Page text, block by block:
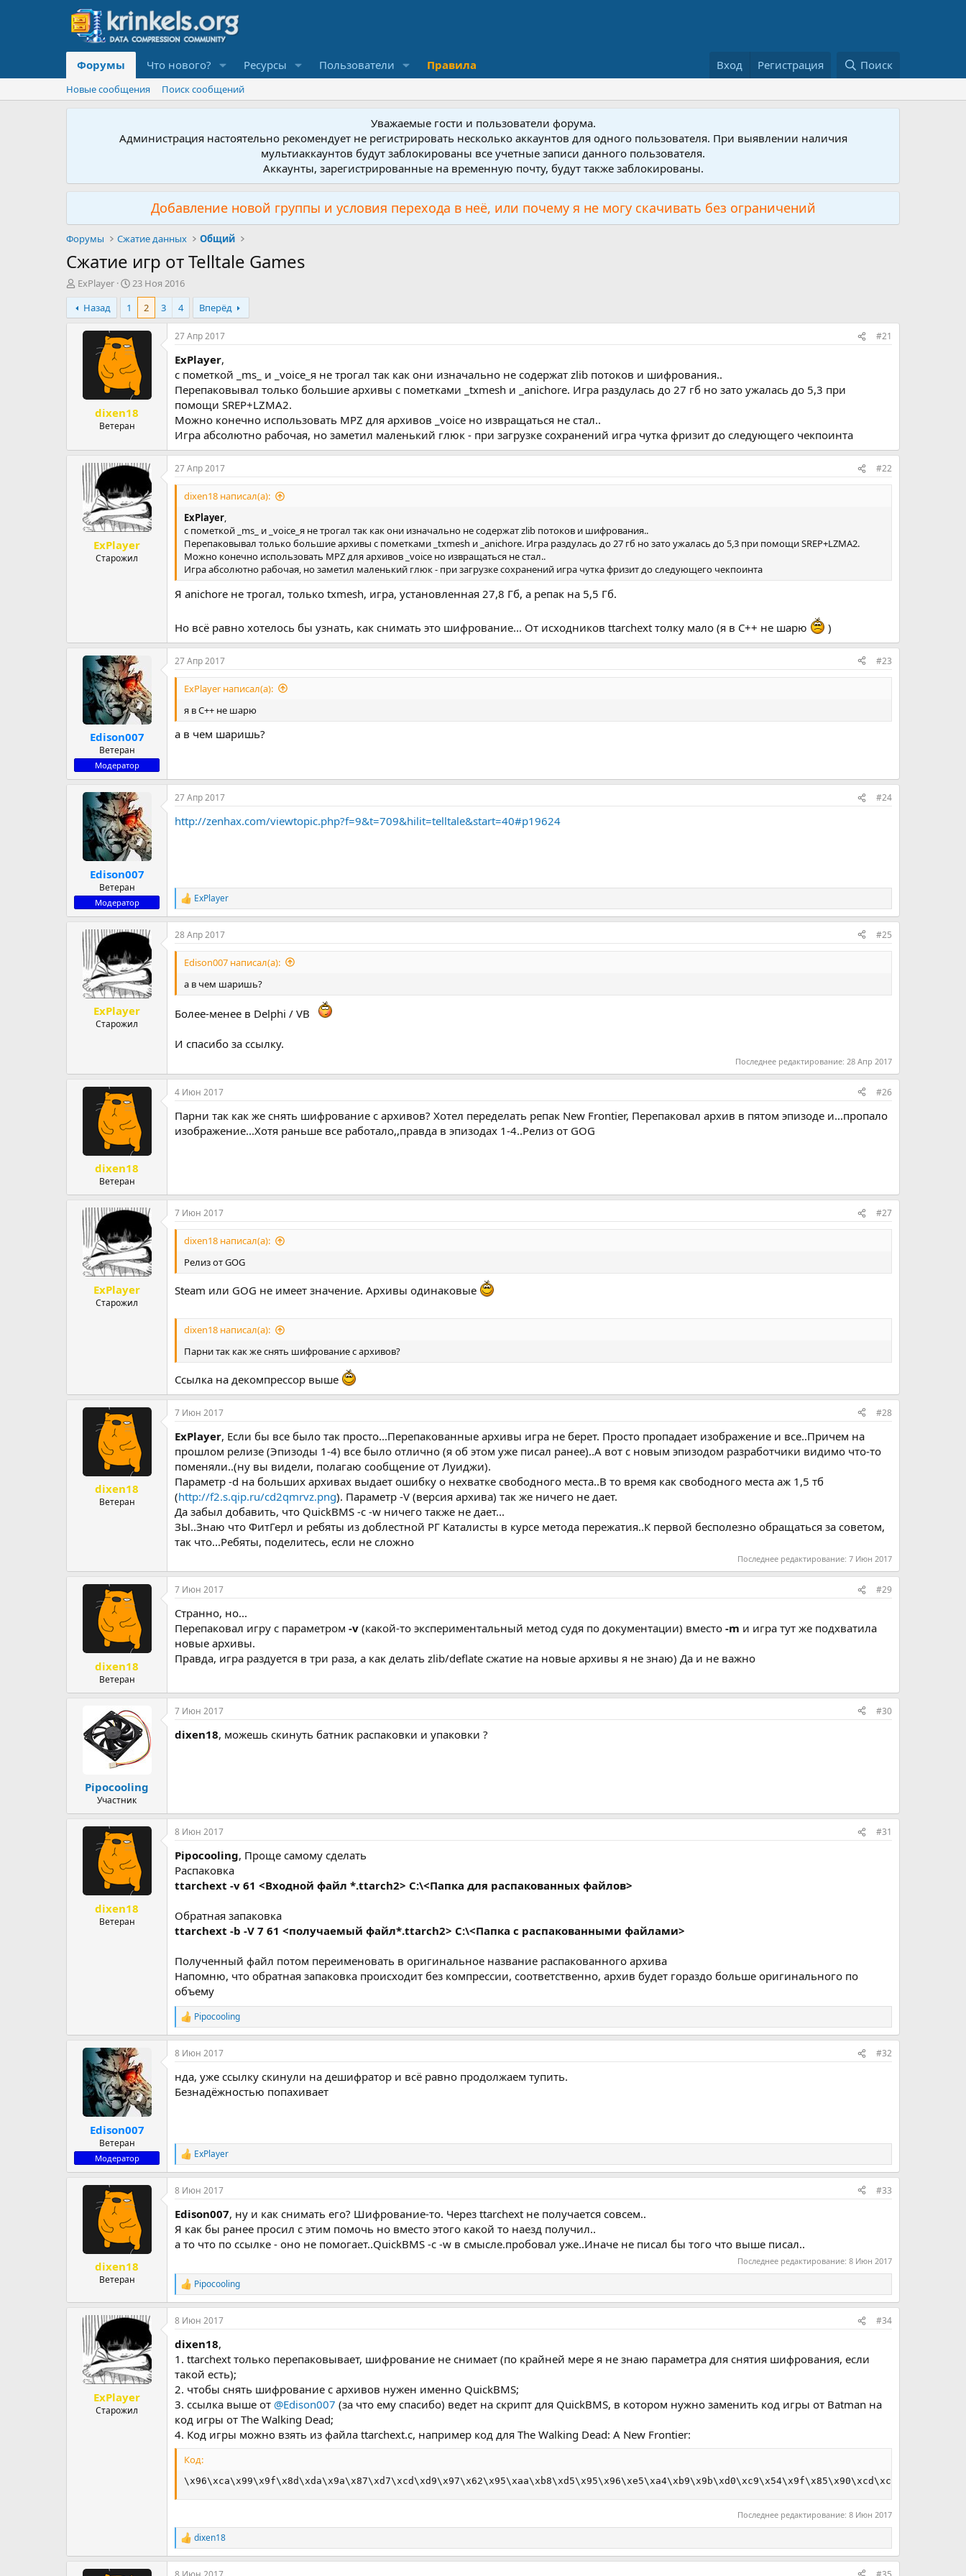
Форумы Что нового? Ресурсы Пользователи Правила Вход Регистрация Поиск
Новые сообщения Поиск сообщений
Уважаемые гости и пользователи форума.
Администрация настоятельно рекомендует не регистрировать несколько аккаунтов для одного пользователя. При выявлении наличия
мультиаккаунтов будут заблокированы все учетные записи данного пользователя.
Аккаунты, зарегистрированные на временную почту, будут также заблокированы.
Добавление новой группы и условия перехода в неё, или почему я не могу скачивать без ограничений
Форумы Сжатие данных Общий
Сжатие игр от Telltale Games
А
в
т
о
ExPlayer
Д
а
а
н
а
ч
а
л
а
23 Ноя 2016
Назад
1 2 3 4 Вперёд
dixen18
Ветеран
27 Апр 2017 #21
ExPlayer,
с пометкой _ms_ и _voice_я не трогал так как они изначально не содержат zlib потоков и шифрования..
Перепаковывал только большие архивы с пометками _txmesh и _anichore. Игра раздулась до 27 гб но зато ужалась до 5,3 при
помощи SREP+LZMA2.
Можно конечно использовать MPZ для архивов _voice но извращаться не стал..
Игра абсолютно рабочая, но заметил маленький глюк - при загрузке сохранений игра чутка фризит до следующего чекпоинта
ExPlayer
Старожил
27 Апр 2017 #22
dixen18 написал(а):
ExPlayer,
с пометкой _ms_ и _voice_я не трогал так как они изначально не содержат zlib потоков и шифрования..
Перепаковывал только большие архивы с пометками _txmesh и _anichore. Игра раздулась до 27 гб но зато ужалась до 5,3 при помощи SREP+LZMA2.
Можно конечно использовать MPZ для архивов _voice но извращаться не стал..
Игра абсолютно рабочая, но заметил маленький глюк - при загрузке сохранений игра чутка фризит до следующего чекпоинта
Я anichore не трогал, только txmesh, игра, установленная 27,8 Гб, а репак на 5,5 Гб.
Но всё равно хотелось бы узнать, как снимать это шифрование... От исходников ttarchext толку мало (я в C++ не шарю )
Edison007
Ветеран
Модератор
27 Апр 2017 #23
ExPlayer написал(а):
я в C++ не шарю
а в чем шаришь?
Edison007
Ветеран
Модератор
27 Апр 2017 #24
http://zenhax.com/viewtopic.php?f=9&t=709&hilit=telltale&start=40#p19624
Р
е
а
к
ц
и
ExPlayer
ExPlayer
Старожил
28 Апр 2017 #25
Edison007 написал(а):
а в чем шаришь?
Более-менее в Delphi / VB
И спасибо за ссылку.
Последнее редактирование: 28 Апр 2017
dixen18
Ветеран
4 Июн 2017 #26
Парни так как же снять шифрование с архивов? Хотел переделать репак New Frontier, Перепаковал архив в пятом эпизоде и...пропало
изображение...Хотя раньше все работало,,правда в эпизодах 1-4..Релиз от GOG
ExPlayer
Старожил
7 Июн 2017 #27
dixen18 написал(а):
Релиз от GOG
Steam или GOG не имеет значение. Архивы одинаковые
dixen18 написал(а):
Парни так как же снять шифрование с архивов?
Ссылка на декомпрессор выше
dixen18
Ветеран
7 Июн 2017 #28
ExPlayer, Если бы все было так просто...Перепакованные архивы игра не берет. Просто пропадает изображение и все..Причем на
прошлом релизе (Эпизоды 1-4) все было отлично (я об этом уже писал ранее)..А вот с новым эпизодом разработчики видимо что-то
поменяли..(ну вы видели, полагаю сообщение от Луиджи).
Параметр -d на больших архивах выдает ошибку о нехватке свободного места..В то время как свободного места аж 1,5 тб
(http://f2.s.qip.ru/cd2qmrvz.png). Параметр -V (версия архива) так же ничего не дает.
Да забыл добавить, что QuickBMS -c -w ничего также не дает...
ЗЫ..Знаю что ФитГерл и ребяты из доблестной РГ Каталисты в курсе метода пережатия..К первой бесполезно обращаться за советом,
так что...Ребяты, поделитесь, если не сложно
Последнее редактирование: 7 Июн 2017
dixen18
Ветеран
7 Июн 2017 #29
Странно, но...
Перепаковал игру с параметром -v (какой-то экспериментальный метод судя по документации) вместо -m и игра тут же подхватила
новые архивы.
Правда, игра раздуется в три раза, а как делать zlib/deflate cжатие на новые архивы я не знаю) Да и не важно
Pipocooling
Участник
7 Июн 2017 #30
dixen18, можешь скинуть батник распаковки и упаковки ?
dixen18
Ветеран
8 Июн 2017 #31
Pipocooling, Проще самому сделать
Распаковка
ttarchext -v 61 <Входной файл *.ttarch2> C:\<Папка для распакованных файлов>
Обратная запаковка
ttarchext -b -V 7 61 <получаемый файл*.ttarch2> C:\<Папка с распакованными файлами>
Полученный файл потом переименовать в оригинальное название распакованного архива
Напомню, что обратная запаковка происходит без компрессии, соответственно, архив будет гораздо больше оригинального по
объему
Р
е
а
к
и
и
Pipocooling
Edison007
Ветеран
Модератор
8 Июн 2017 #32
нда, уже ссылку скинули на дешифратор и всё равно продолжаем тупить.
Безнадёжностью попахивает
Р
е
а
к
и
и
ExPlayer
dixen18
Ветеран
8 Июн 2017 #33
Edison007, ну и как снимать его? Шифрование-то. Через ttarchext не получается совсем..
Я как бы ранее просил с этим помочь но вместо этого какой то наезд получил..
а то что по ссылке - оно не помогает..QuickBMS -c -w в смысле.пробовал уже..Иначе не писал бы того что выше писал..
Последнее редактирование: 8 Июн 2017
Р
е
а
к
и
Pipocooling
ExPlayer
Старожил
8 Июн 2017 #34
dixen18,
1. ttarchext только перепаковывает, шифрование не снимает (по крайней мере я не знаю параметра для снятия шифрования, если
такой есть);
2. чтобы снять шифрование с архивов нужен именно QuickBMS;
3. ссылка выше от @Edison007 (за что ему спасибо) ведет на скрипт для QuickBMS, в котором нужно заменить код игры от Batman на
код игры от The Walking Dead;
4. Код игры можно взять из файла ttarchext.c, например код для The Walking Dead: A New Frontier:
Код:
Последнее редактирование: 8 Июн 2017
Р
е
а
dixen18